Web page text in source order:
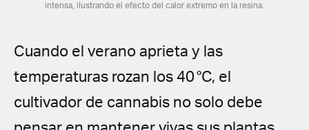
Czech
Polish
intensa, ilustrando el efecto del calor extremo en la resina.
Cuando el verano aprieta y las
temperaturas rozan los 40 °C, el
cultivador de cannabis no solo debe